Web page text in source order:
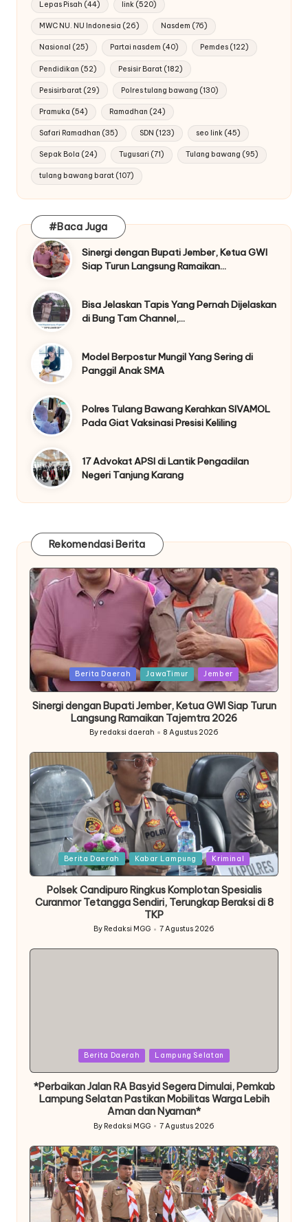
Lepas Pisah (44) link(520)
MWC NU. NU Indonesia (26) Nasdem (76)
Nasional (25) Partai nasdem (40) Pemdes(122)
Pendidikan (52) Pesisir Barat(182)
Pesisirbarat (29) Polres tulang bawang (130)
Pramuka (54) Ramadhan (24)
Safari Ramadhan (35) SDN (123) seo link(45)
Sepak Bola (24) Tugusari (71) Tulang bawang (95)
tulang bawang barat (107)
#Baca Juga
Sinergi dengan Bupati Jember, Ketua GWI
Siap Turun Langsung Ramaikan…
Bisa Jelaskan Tapis Yang Pernah Dijelaskan
di Bung Tam Channel,…
Model Berpostur Mungil Yang Sering di
Panggil Anak SMA
Polres Tulang Bawang Kerahkan SIVAMOL
Pada Giat Vaksinasi Presisi Keliling
17 Advokat APSI di Lantik Pengadilan
Negeri Tanjung Karang
Rekomendasi Berita
Posted
Berita Daerah JawaTimur Jember
Sinergi dengan Bupati Jember, Ketua GWI Siap Turun
Langsung Ramaikan Tajemtra 2026
Posted
by
By redaksi daerah 8 Agustus 2026
PostedBerita Daerah Kabar Lampung Kriminal
Polsek Candipuro Ringkus Komplotan Spesialis
Curanmor Tetangga Sendiri, Terungkap Beraksi di 8
TKP
Posted
by
By Redaksi MGG 7 Agustus 2026
Berita Daerah Lampung Selatan
*Perbaikan Jalan RA Basyid Segera Dimulai, Pemkab
Lampung Selatan Pastikan Mobilitas Warga Lebih
Aman dan Nyaman*
Posted
By Redaksi MGG 7 Agustus 2026